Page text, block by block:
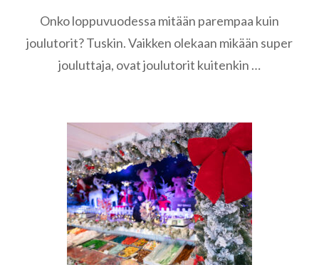
Euroopassa
katkeaako
perinne?
Onko loppuvuodessa mitään parempaa kuin
joulutorit? Tuskin. Vaikken olekaan mikään super
jouluttaja, ovat joulutorit kuitenkin …